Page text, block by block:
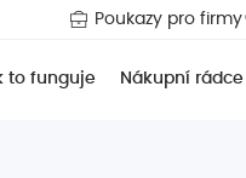
Poukazy pro firmy
to funguje Nákupní rádce